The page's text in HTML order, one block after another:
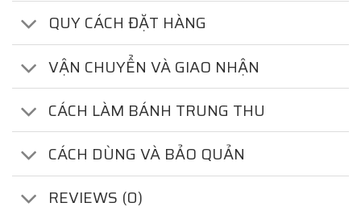
QUY CÁCH ĐẶT HÀNG
VẬN CHUYỂN VÀ GIAO NHẬN
CÁCH LÀM BÁNH TRUNG THU
CÁCH DÙNG VÀ BẢO QUẢN
REVIEWS (0)